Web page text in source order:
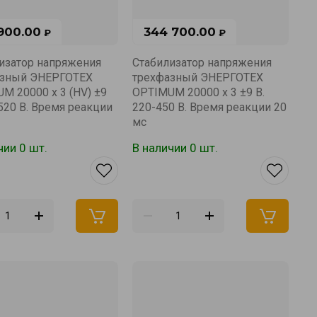
900.00 ₽
напряжения
ЭНЕРГОТЕХ
20000 х 3 (HV) ±9
В. Время реакции
0 шт.
344 700.00 ₽
Стабилизатор напряжения
трехфазный ЭНЕРГОТЕХ
OPTIMUM 20000 х 3 ±9 В.
220-450 В. Время реакции 20
мс
В наличии 0 шт.